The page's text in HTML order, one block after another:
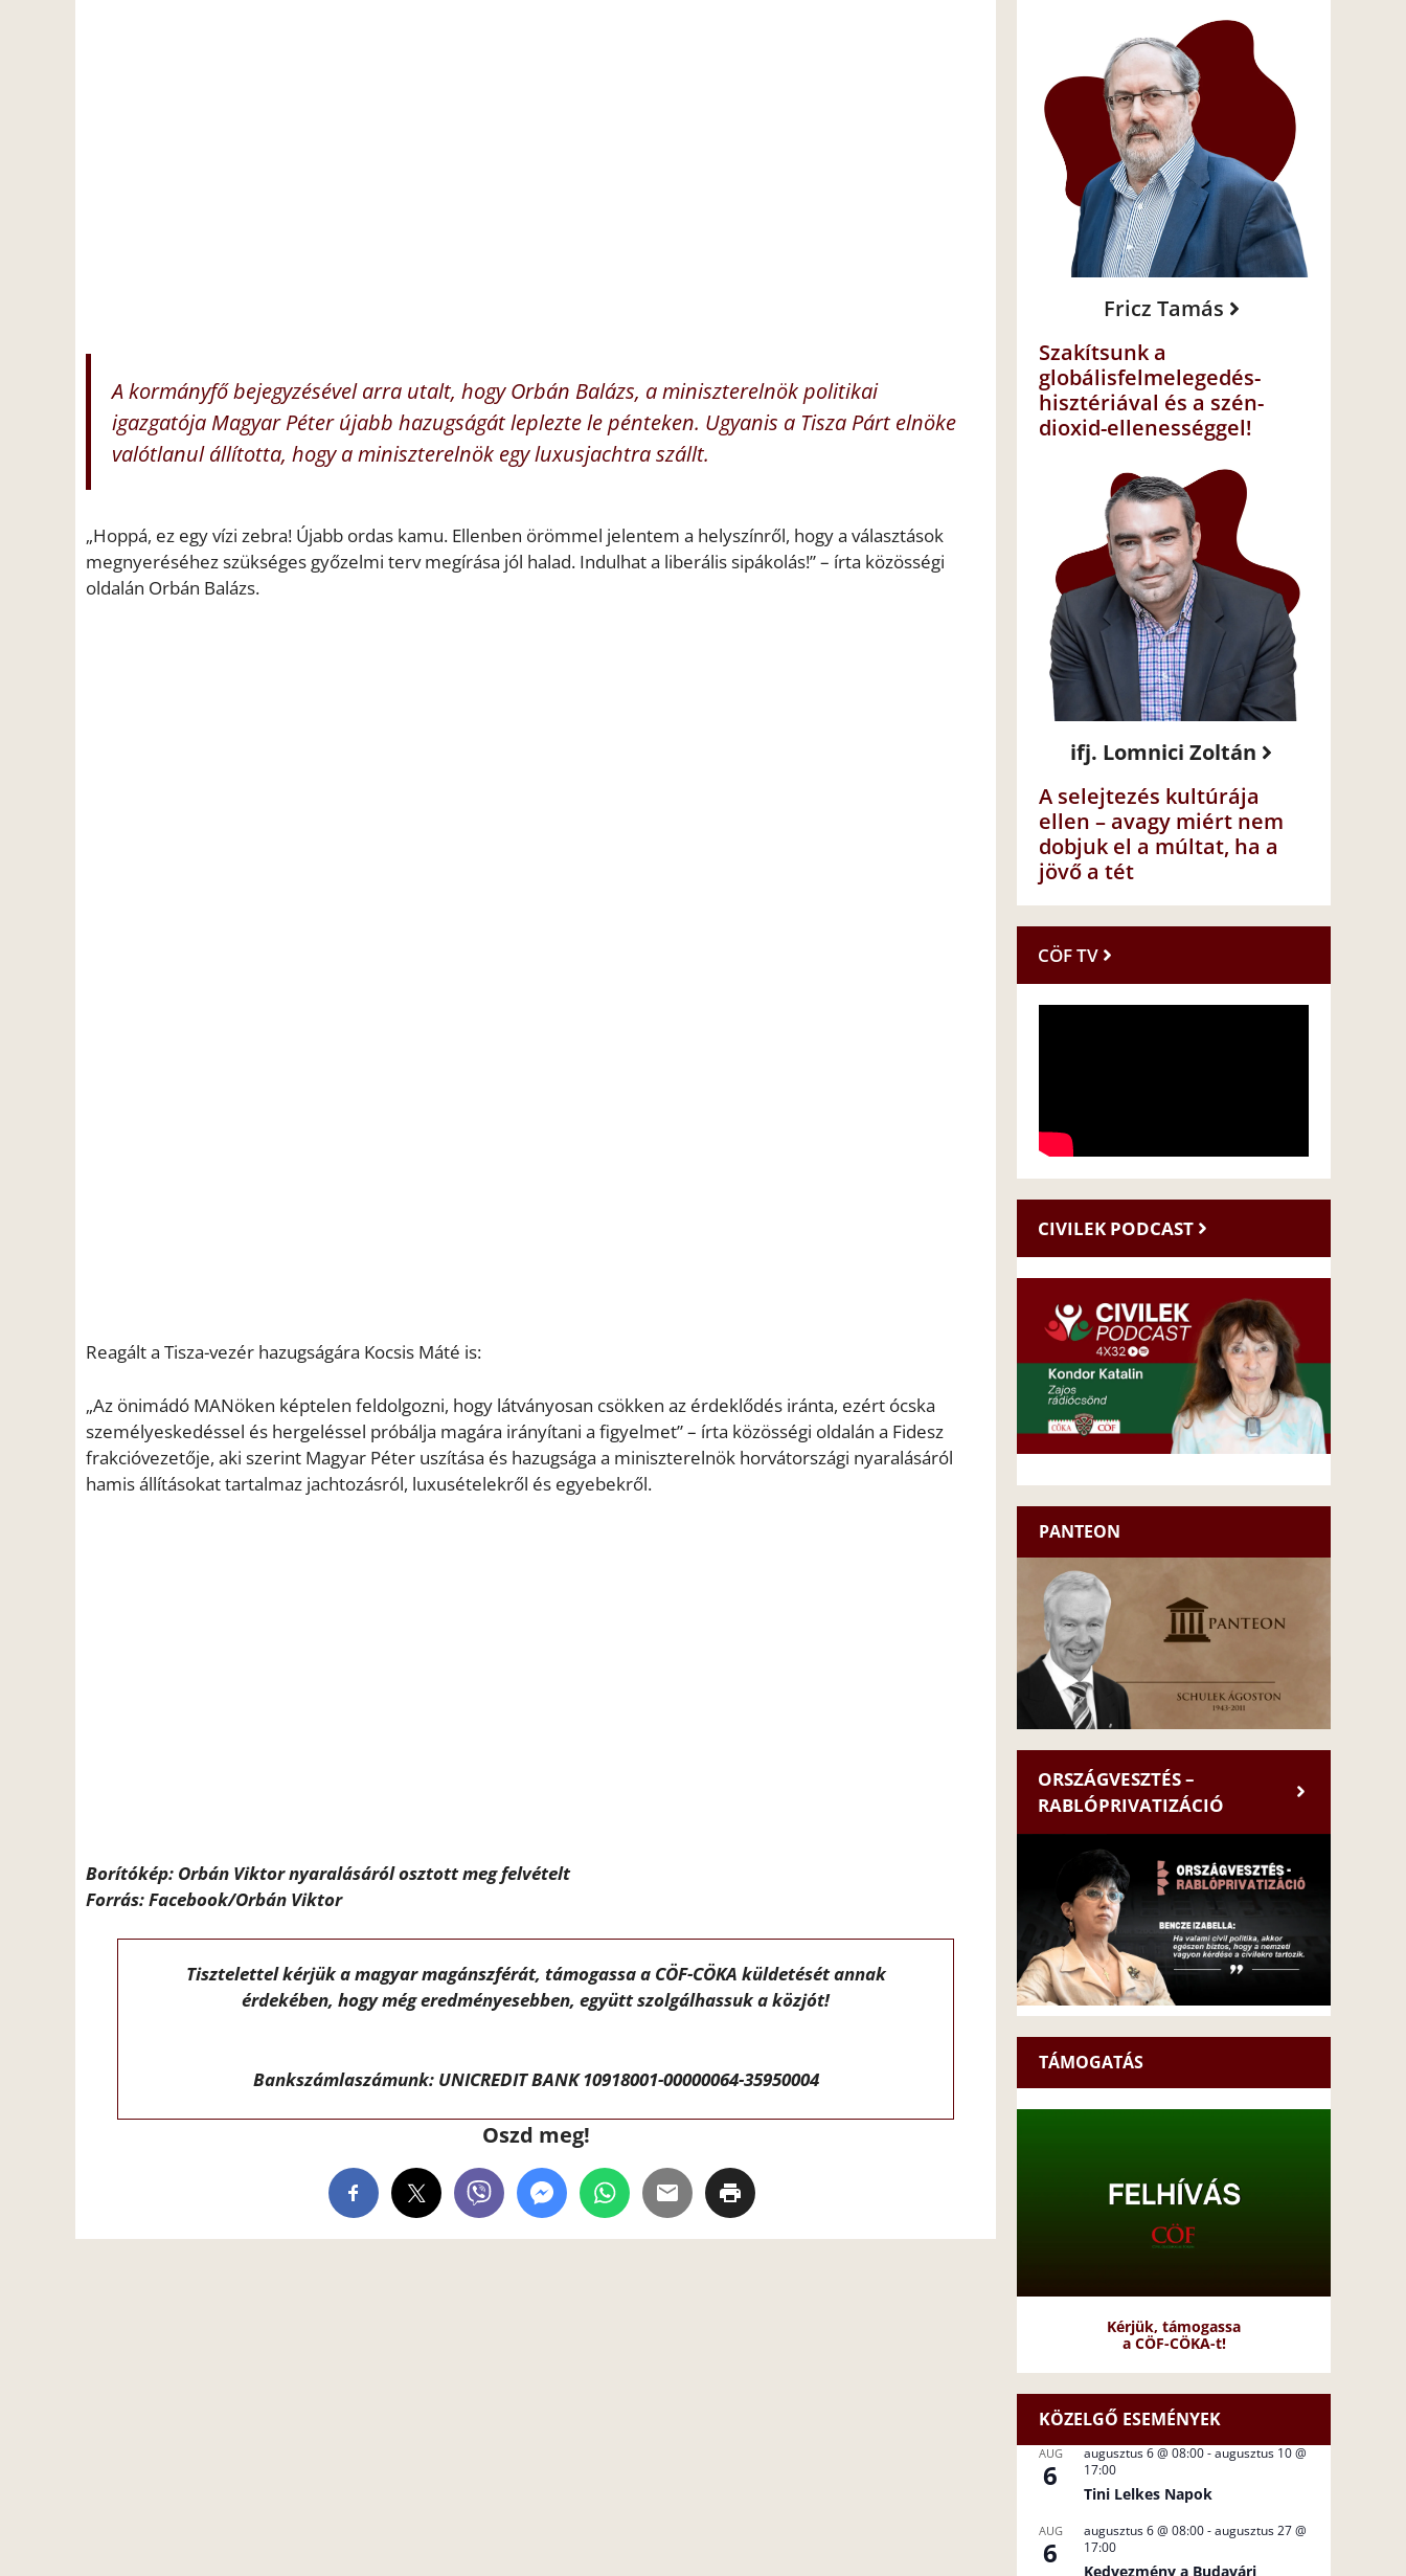
A kormányfő bejegyzésével arra utalt, hogy Orbán Balázs, a miniszterelnök politikai
igazgatója Magyar Péter újabb hazugságát leplezte le pénteken. Ugyanis a Tisza Párt elnöke
valótlanul állította, hogy a miniszterelnök egy luxusjachtra szállt.
„Hoppá, ez egy vízi zebra! Újabb ordas kamu. Ellenben örömmel jelentem a helyszínről, hogy a választások
megnyeréséhez szükséges győzelmi terv megírása jól halad. Indulhat a liberális sipákolás!” – írta közösségi
oldalán Orbán Balázs.
Reagált a Tisza-vezér hazugságára Kocsis Máté is:
„Az önimádó MANöken képtelen feldolgozni, hogy látványosan csökken az érdeklődés iránta, ezért ócska
személyeskedéssel és hergeléssel próbálja magára irányítani a figyelmet” – írta közösségi oldalán a Fidesz
frakcióvezetője, aki szerint Magyar Péter uszítása és hazugsága a miniszterelnök horvátországi nyaralásáról
hamis állításokat tartalmaz jachtozásról, luxusételekről és egyebekről.
Borítókép: Orbán Viktor nyaralásáról osztott meg felvételt
Forrás: Facebook/Orbán Viktor
Tisztelettel kérjük a magyar magánszférát, támogassa a CÖF-CÖKA küldetését annak
érdekében, hogy még eredményesebben, együtt szolgálhassuk a közjót!
Bankszámlaszámunk: UNICREDIT BANK 10918001-00000064-35950004
Oszd meg!
Fricz Tamás
Szakítsunk a
globálisfelmelegedés-
hisztériával és a szén-
dioxid-ellenességgel!
ifj. Lomnici Zoltán
A selejtezés kultúrája
ellen – avagy miért nem
dobjuk el a múltat, ha a
jövő a tét
CÖF TV
CIVILEK PODCAST
PANTEON
ORSZÁGVESZTÉS –
RABLÓPRIVATIZÁCIÓ
TÁMOGATÁS
Kérjük, támogassa
a CÖF-CÖKA-t!
KÖZELGŐ ESEMÉNYEK
AUG
6
augusztus 6 @ 08:00-augusztus 10 @
17:00
Tini Lelkes Napok
AUG
6
augusztus 6 @ 08:00-augusztus 27 @
17:00
Kedvezmény a Budavári